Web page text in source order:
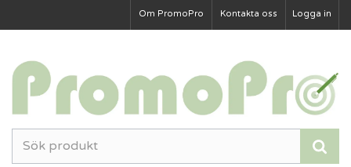
Logga in
Kontakta oss
Om PromoPro